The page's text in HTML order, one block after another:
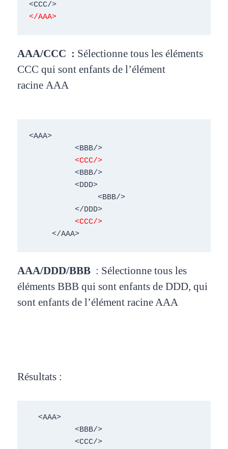
<CCC/>
</AAA>
AAA/CCC : Sélectionne tous les éléments
CCC qui sont enfants de l’élément
racine AAA
<AAA>
<CCC/>
<CCC/>
     </AAA>
AAA/DDD/BBB : Sélectionne tous les
éléments BBB qui sont enfants de DDD, qui
sont enfants de l’élément racine AAA
Résultats :